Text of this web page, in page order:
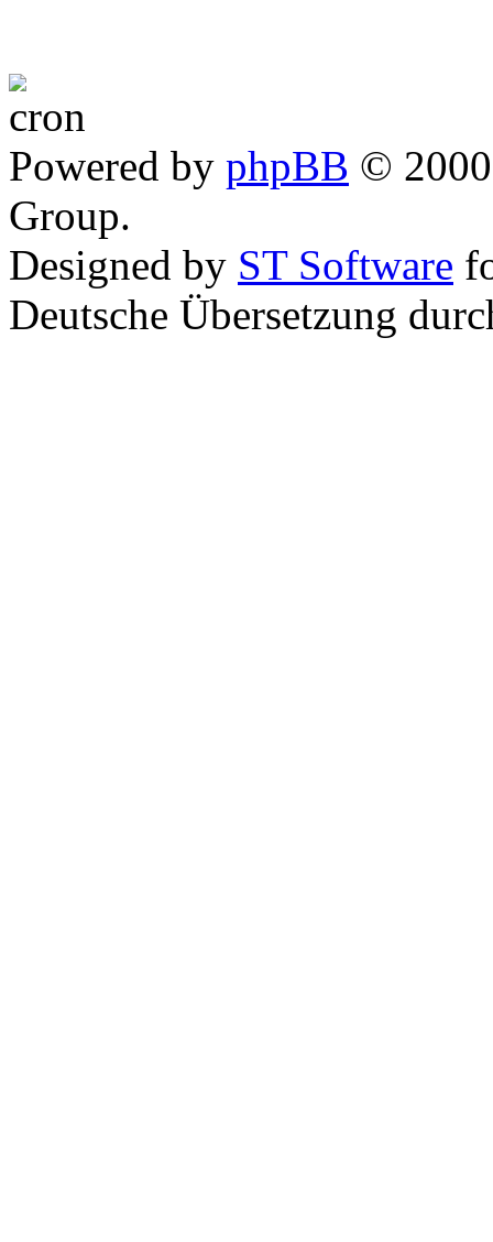
Powered by phpBB ©
Group.
Designed by ST Software
Deutsche Übersetzung